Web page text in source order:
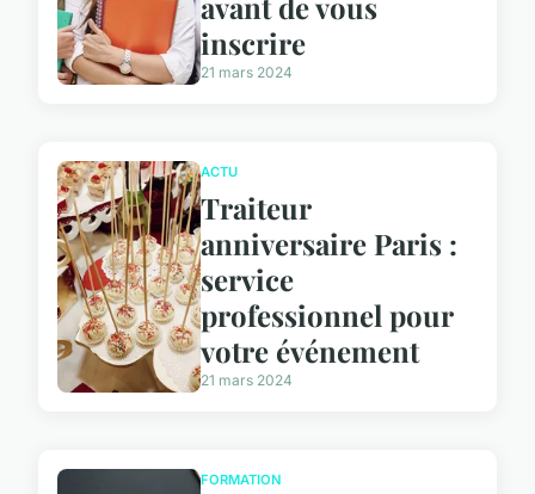
inscrire
21 mars 2024
ACTU
Traiteur
anniversaire Paris :
service
professionnel pour
votre événement
21 mars 2024
FORMATION